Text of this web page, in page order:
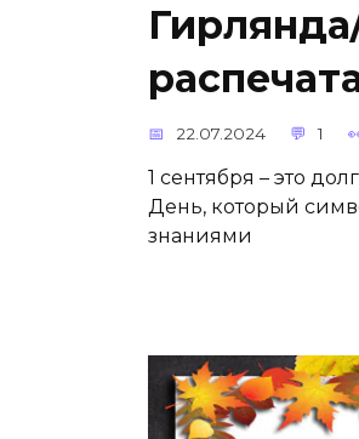
22.07.2024 1
1 сентября – это
День, который
знаниями